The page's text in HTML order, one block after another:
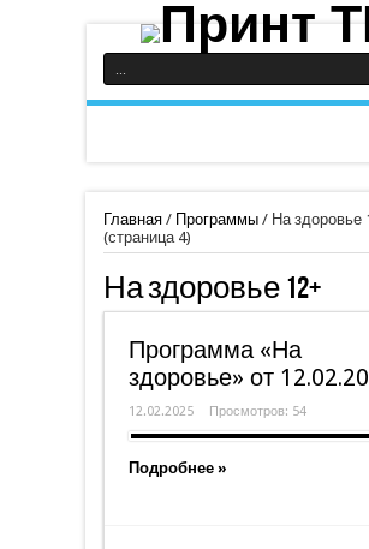
Главная/ Программы/ На здоровье
(страница 4)
На здоровье 12+
Программа «На
здоровье» от
12.02.2025 Просмотров: 54
Подробнее »